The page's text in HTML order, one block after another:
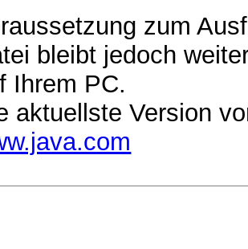
zum
bleibt jedoch
Ihrem PC.
aktuellste Version